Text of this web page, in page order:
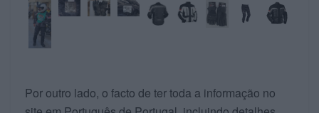
Por outro lado, o facto de ter toda a informação no